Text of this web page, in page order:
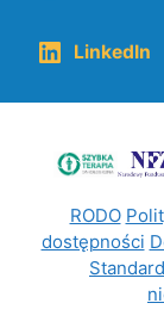
LinkedIn
RODO
dostępności